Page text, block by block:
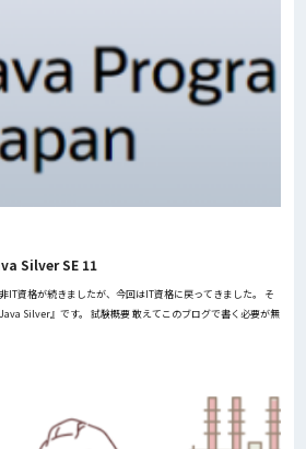
Silver SE 11
IT資格が続きましたが、今回はIT資格に戻ってきました。 そ
Silver』です。 試験概要 敢えてこのブログで書く必要が無